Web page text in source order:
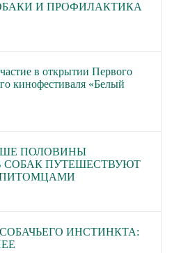
И ПРОФИЛАКТИКА
в открытии Первого
кинофестиваля «Белый
ПОЛОВИНЫ
СОБАК ПУТЕШЕСТВУЮТ
СОБАЧЬЕГО ИНСТИНКТА: